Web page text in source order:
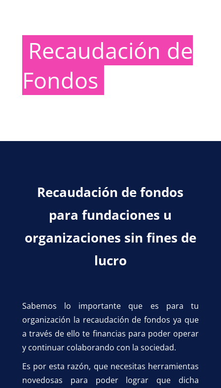
Recaudación de
Fondos
Recaudación de fondos
para fundaciones u
organizaciones sin fines de
lucro
Sabemos lo importante que es para tu
organización la recaudación de fondos ya que
a través de ello te financias para poder operar
y continuar colaborando con la sociedad.
Es por esta razón, que necesitas herramientas
novedosas para poder lograr que dicha